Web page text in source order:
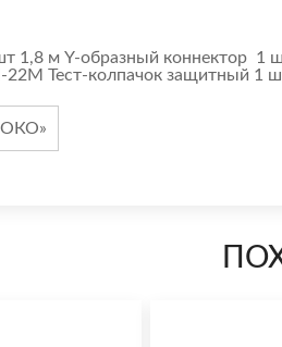
1,8 м Y-образный коннектор
Тест-колпачок защитный 1